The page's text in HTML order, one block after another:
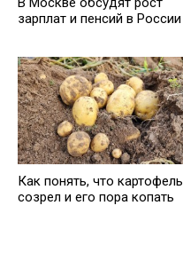
зарплат и пенсий в России
Как понять, что картофель
созрел и его пора копать